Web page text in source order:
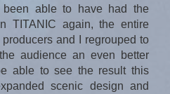
been able to have had the
TITANIC again, the entire
and I regrouped to
audience an even better
able to see the result this
scenic design and